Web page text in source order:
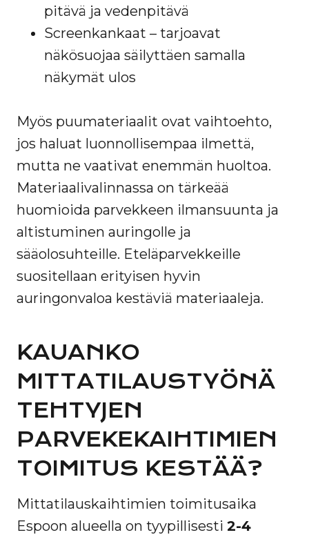
pitävä ja vedenpitävä
Screenkankaat – tarjoavat
näkösuojaa säilyttäen samalla
näkymät ulos
Myös puumateriaalit ovat vaihtoehto,
jos haluat luonnollisempaa ilmettä,
mutta ne vaativat enemmän huoltoa.
Materiaalivalinnassa on tärkeää
huomioida parvekkeen ilmansuunta ja
altistuminen auringolle ja
sääolosuhteille. Eteläparvekkeille
suositellaan erityisen hyvin
auringonvaloa kestäviä materiaaleja.
KAUANKO
MITTATILAUSTYÖNÄ
TEHTYJEN
PARVEKEKAIHTIMIEN
TOIMITUS KESTÄÄ?
Mittatilauskaihtimien toimitusaika
Espoon alueella on tyypillisesti 2-4